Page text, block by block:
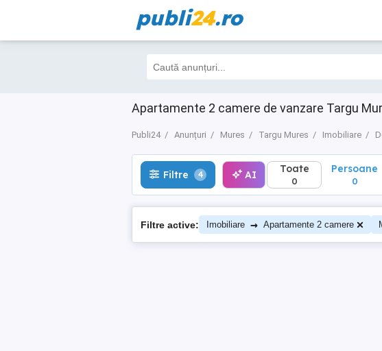
publi24.ro
Apartamente 2 camere de vanzare Targu
Publi24 Anunțuri Mures Targu Mures Imobiliare
Filtre 4 AI
Filtre 4 AI Toate
0
Persoane
0
Filtre active: Imobiliare → Apartamente 2 camere